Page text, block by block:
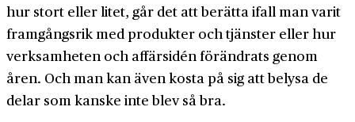
hur stort eller litet, går det att berätta ifall man varit
framgångsrik med produkter och tjänster eller hur
verksam­heten och affärs­idén förändrats genom
åren. Och man kan även kosta på sig att belysa de
delar som kanske inte blev så bra.